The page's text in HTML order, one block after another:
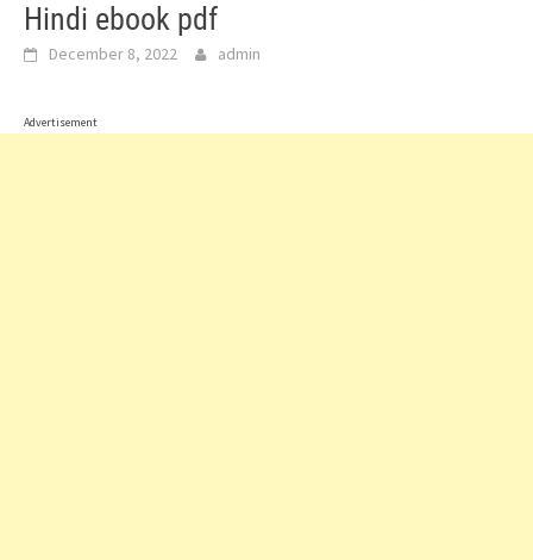
Hindi ebook pdf
December 8, 2022 admin
Advertisement